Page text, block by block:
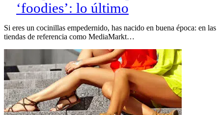
‘foodies’: lo último
Si eres un cocinillas empedernido, has nacido en buena época: en las
tiendas de referencia como MediaMarkt…